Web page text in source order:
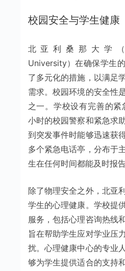
校园安全与学生健康
北亚利桑那大学（
University）在确保学生
了多元化的措施，以满足
需求。校园环境的安全性
之一。学校设有完善的
小时的校园警察和紧急求
到突发事件时能够迅速获
多个紧急电话亭，分布于
生在任何时间都能及时报
除了物理安全之外，北亚
学生的心理健康。学校提
服务，包括心理咨询热线
旨在帮助学生应对学业压
扰。心理健康中心的专业
够为学生提供适合的支持